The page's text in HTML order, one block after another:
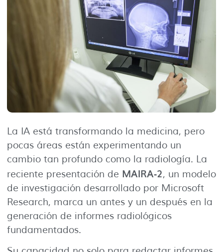
La IA está transformando la medicina, pero
pocas áreas están experimentando un
cambio tan profundo como la radiología. La
reciente presentación de MAIRA‑2, un modelo
de investigación desarrollado por Microsoft
Research, marca un antes y un después en la
generación de informes radiológicos
fundamentados.